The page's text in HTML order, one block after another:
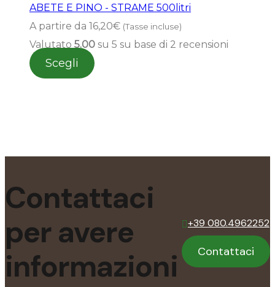
ABETE E PINO - STRAME 500litri
A partire da 16,20€ (Tasse incluse)
Valutato 5.00 su 5 su base di 2 recensioni
Scegli
Contattaci
per avere
informazioni
+39 080.4962252
Contattaci